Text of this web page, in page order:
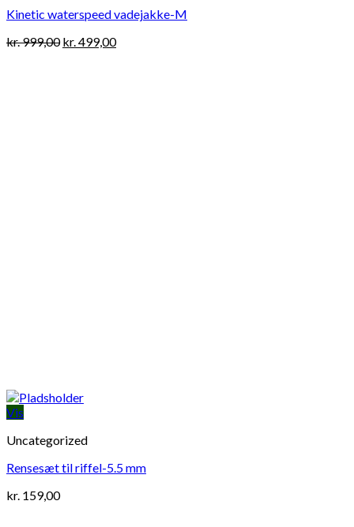
Kinetic waterspeed vadejakke-M
kr.999,00 Original
kr.499,00Current
Vis
Uncategorized
Rensesæt til riffel-5.5 mm
kr. 159,00